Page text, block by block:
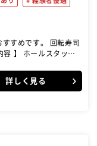
す。 回転寿司
衛生管理 ・ 皿洗い/
詳しく見る